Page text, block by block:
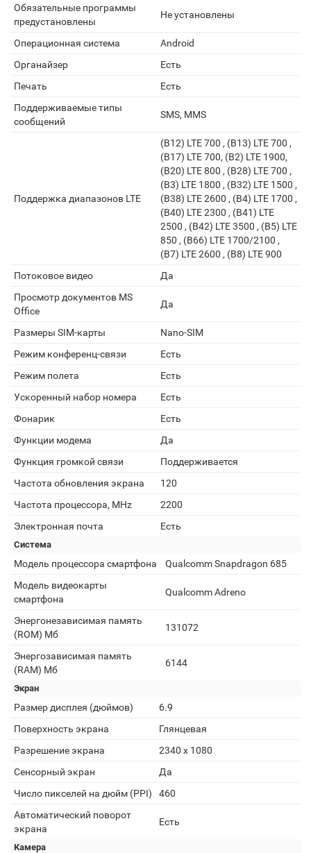
Обязательные программы
предустановлены
Не установлены
Операционная система
Android
Органайзер
Есть
Печать
Есть
Поддерживаемые типы
сообщений
SMS, MMS
Поддержка диапазонов LTE
(B12) LTE 700 , (B13) LTE 700 ,
(B17) LTE 700, (B2) LTE 1900,
(B20) LTE 800 , (B28) LTE 700 ,
(B3) LTE 1800 , (B32) LTE 1500 ,
(B38) LTE 2600 , (B4) LTE 1700 ,
(B40) LTE 2300 , (B41) LTE
2500 , (B42) LTE 3500 , (B5) LTE
850 , (B66) LTE 1700/2100 ,
(B7) LTE 2600 , (B8) LTE 900
Потоковое видео
Да
Просмотр документов MS
Office
Да
Размеры SIM-карты
Nano-SIM
Режим конференц-связи
Есть
Режим полета
Есть
Ускоренный набор номера
Есть
Фонарик
Есть
Функции модема
Да
Функция громкой связи
Поддерживается
Частота обновления экрана
120
Частота процессора, MHz
2200
Электронная почта
Есть
Система
Модель процессора смартфона
Qualcomm Snapdragon 685
Модель видеокарты
смартфона
Qualcomm Adreno
Энергонезависимая память
(ROM) Мб
131072
Энергозависимая память
(RAM) Мб
6144
Экран
Размер дисплея (дюймов)
6.9
Поверхность экрана
Глянцевая
Разрешение экрана
2340 x 1080
Сенсорный экран
Да
Число пикселей на дюйм (PPI)
460
Автоматический поворот
экрана
Есть
Камера